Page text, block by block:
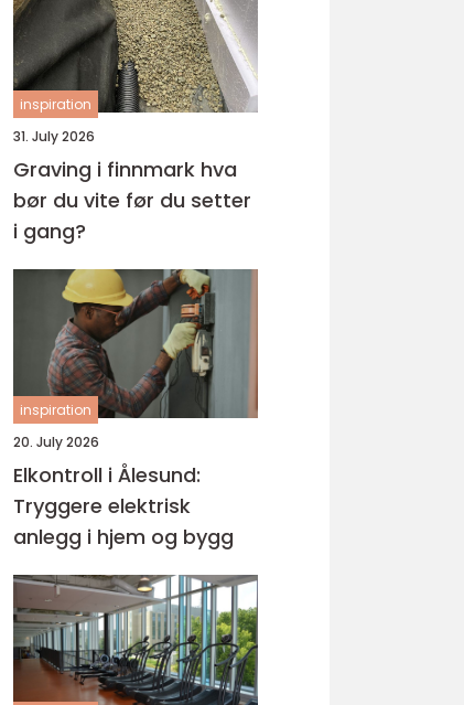
inspiration
31. July 2026
Graving i finnmark hva
bør du vite før du setter
i gang?
inspiration
20. July 2026
Elkontroll i Ålesund:
Tryggere elektrisk
anlegg i hjem og bygg